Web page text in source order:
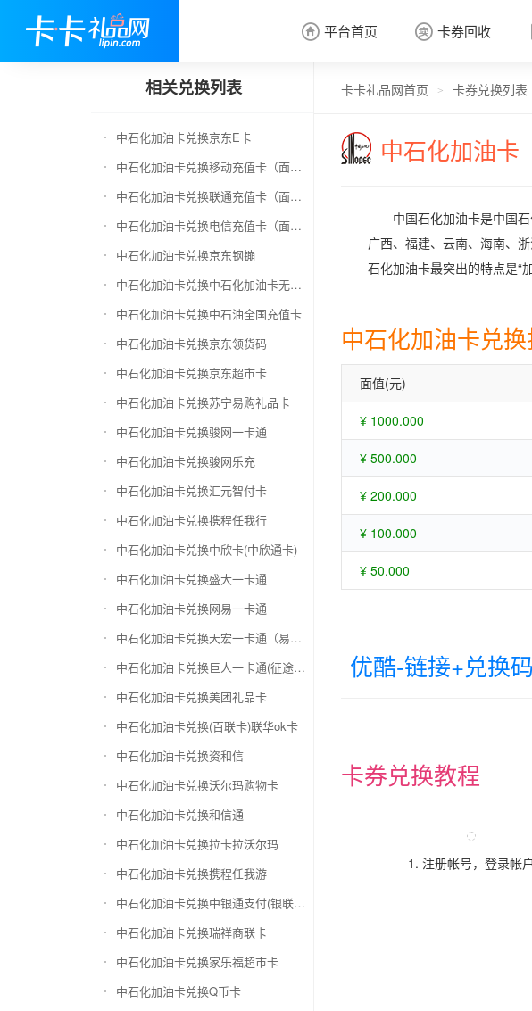
 平台首页  卡券回收
 卡券回收
相关兑换列表
中石化加油卡兑换京东E卡
中石化加油卡兑换移动充值卡（面值千万别选错）
中石化加油卡兑换联通充值卡（面值千万别选错）
中石化加油卡兑换电信充值卡（面值千万别选错）
中石化加油卡兑换京东钢镚
中石化加油卡兑换中石化加油卡无卡号（面值千万别选错）
中石化加油卡兑换中石油全国充值卡
中石化加油卡兑换京东领货码
中石化加油卡兑换京东超市卡
中石化加油卡兑换苏宁易购礼品卡
中石化加油卡兑换骏网一卡通
中石化加油卡兑换骏网乐充
中石化加油卡兑换汇元智付卡
中石化加油卡兑换携程任我行
中石化加油卡兑换中欣卡(中欣通卡)
中石化加油卡兑换盛大一卡通
中石化加油卡兑换网易一卡通
中石化加油卡兑换天宏一卡通（易冲天宏卡）
中石化加油卡兑换巨人一卡通(征途卡)
中石化加油卡兑换美团礼品卡
中石化加油卡兑换(百联卡)联华ok卡
中石化加油卡兑换资和信
中石化加油卡兑换沃尔玛购物卡
中石化加油卡兑换和信通
中石化加油卡兑换拉卡拉沃尔玛
中石化加油卡兑换携程任我游
中石化加油卡兑换中银通支付(银联购物卡)
中石化加油卡兑换瑞祥商联卡
中石化加油卡兑换家乐福超市卡
中石化加油卡兑换Q币卡
卡卡礼品网首页 > 卡券兑换列表
中石化加油卡
中国石化加油卡是中国
广西、福建、云南、海南、
石化加油卡最突出的特点是“
中石化加油卡兑
面值(元)
¥ 1000.000
¥ 500.000
¥ 200.000
¥ 100.000
¥ 50.000
优酷-链接+兑换码
卡券兑换教程
1. 注册帐号，登录帐户